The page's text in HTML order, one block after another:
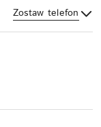
Zostaw telefon